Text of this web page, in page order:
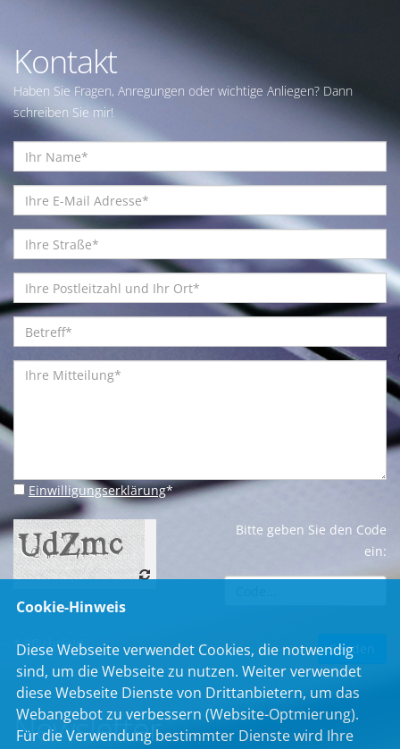
Kontakt
Haben Sie Fragen, Anregungen oder wichtige Anliegen? Dann
schreiben Sie mir!
Einwilligungserklärung*
Bitte geben Sie den Code
ein:
* Pflichtfeld
Newsletter
Cookie-Hinweis
Diese Webseite verwendet Cookies, die notwendig
sind, um die Webseite zu nutzen. Weiter verwendet
diese Webseite Dienste von Drittanbietern, um das
Webangebot zu verbessern (Website-Optmierung).
Für die Verwendung bestimmter Dienste wird Ihre